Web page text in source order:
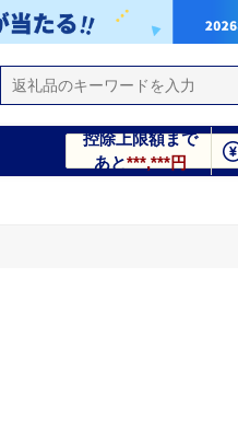
控除上限額まで
あと***,***円